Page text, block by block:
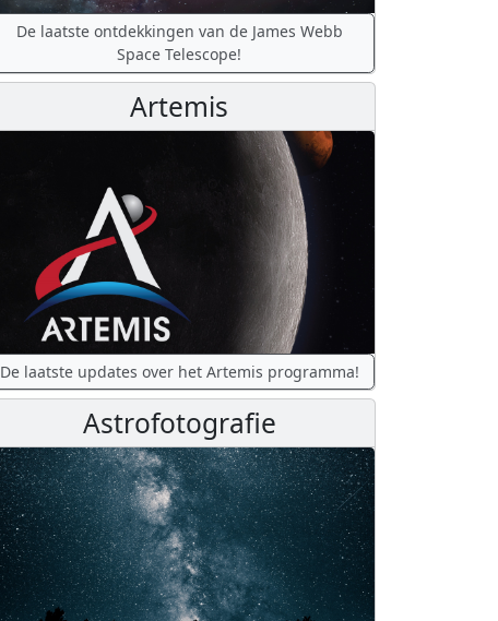
De laatste ontdekkingen van de James Webb
Space Telescope!
Artemis
De laatste updates over het Artemis programma!
Astrofotografie